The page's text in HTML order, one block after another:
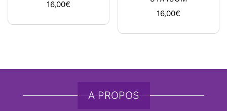
16,00€
16,00€
A PROPOS